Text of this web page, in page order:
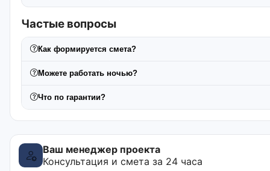
Частые вопросы
Как формируется смета?
Можете работать ночью?
Что по гарантии?
Ваш менеджер проекта
Консультация и смета за 24 часа